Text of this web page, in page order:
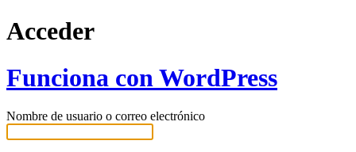
Acceder
Funciona con WordPress
Nombre de usuario o correo electrónico